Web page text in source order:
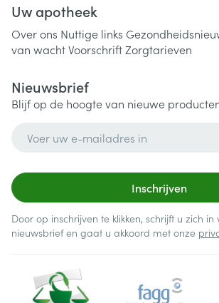
Uw apotheek
Over ons Nuttige links
van wachtVoorschriftZorgtarieven
Nieuwsbrief
Blijf op de hoogte van nieuwe
Inschrijven
Door op inschrijven te klikken, schrijft u zich in
nieuwsbrief en gaat u akkoord met onze